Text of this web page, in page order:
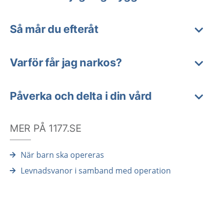
Så mår du efteråt
Varför får jag narkos?
Påverka och delta i din vård
MER PÅ 1177.SE
När barn ska opereras
Levnadsvanor i samband med operation